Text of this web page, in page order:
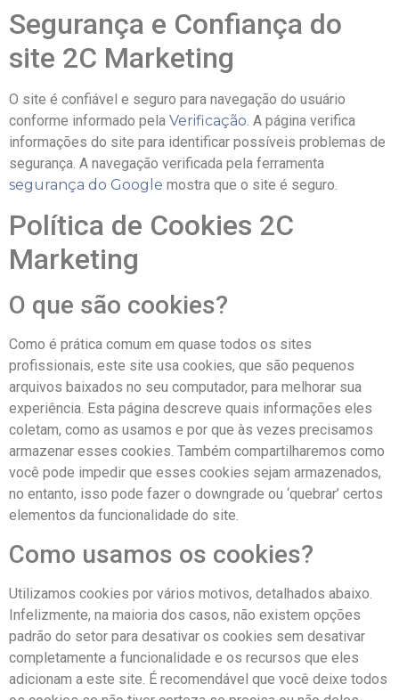
Segurança e Confiança do
site 2C Marketing
O site é confiável e seguro para navegação do usuário
conforme informado pela Verificação . A página verifica
informações do site para identificar possíveis problemas de
segurança. A navegação verificada pela ferramenta
segurança do Google mostra que o site é seguro.
Política de Cookies 2C
Marketing
O que são cookies?
Como é prática comum em quase todos os sites
profissionais, este site usa cookies, que são pequenos
arquivos baixados no seu computador, para melhorar sua
experiência. Esta página descreve quais informações eles
coletam, como as usamos e por que às vezes precisamos
armazenar esses cookies. Também compartilharemos como
você pode impedir que esses cookies sejam armazenados,
no entanto, isso pode fazer o downgrade ou ‘quebrar’ certos
elementos da funcionalidade do site.
Como usamos os cookies?
Utilizamos cookies por vários motivos, detalhados abaixo.
Infelizmente, na maioria dos casos, não existem opções
padrão do setor para desativar os cookies sem desativar
completamente a funcionalidade e os recursos que eles
adicionam a este site. É recomendável que você deixe todos